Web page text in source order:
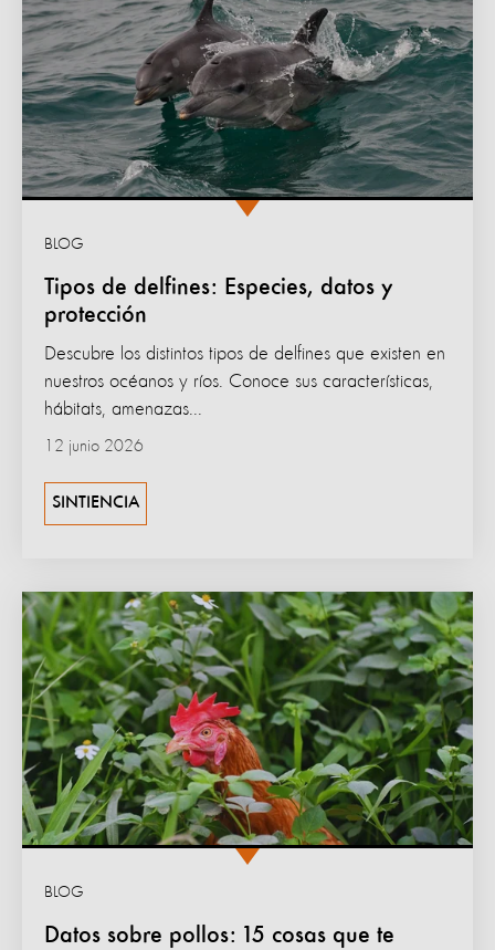
Tipos de delfines: Especies, datos y
protección
BLOG
12 junio 2026
Descubre los distintos tipos de delfines que existen en
nuestros océanos y ríos. Conoce sus características,
hábitats, amenazas...
SINTIENCIA
Datos sobre pollos: 15 cosas que te
BLOG